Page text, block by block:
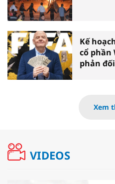
Kế
cổ phần
phản
Xem
VIDEOS